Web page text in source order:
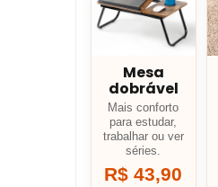
Mesa
dobrável
Mais conforto
para estudar,
trabalhar ou ver
séries.
R$ 43,90